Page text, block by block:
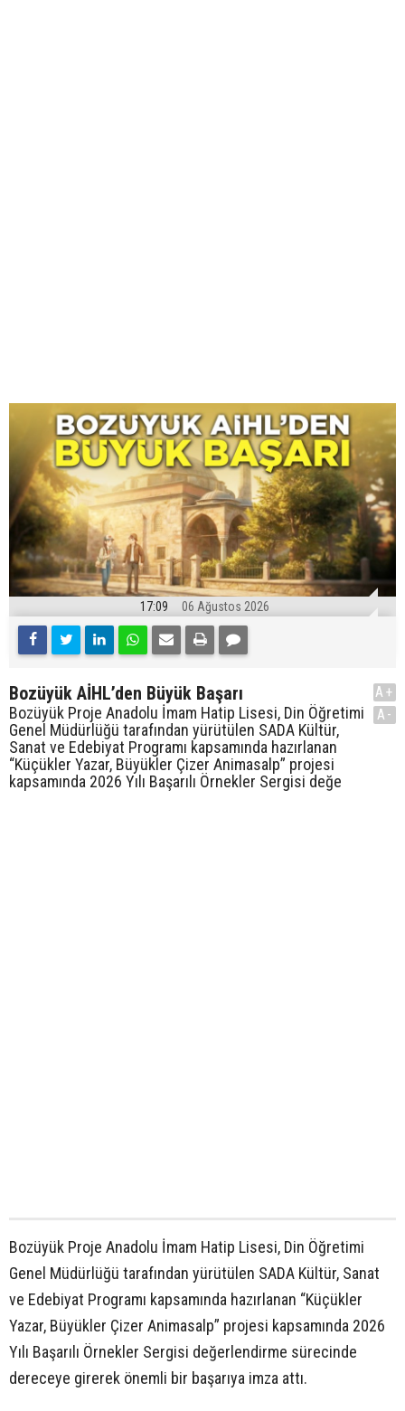
17:09 06 Ağustos 2026
Bozüyük AİHL’den Büyük Başarı
Bozüyük Proje Anadolu İmam Hatip Lisesi, Din Öğretimi
Genel Müdürlüğü tarafından yürütülen SADA Kültür,
Sanat ve Edebiyat Programı kapsamında hazırlanan
“Küçükler Yazar, Büyükler Çizer Animasalp” projesi
kapsamında 2026 Yılı Başarılı Örnekler Sergisi değe
A+
A-
Bozüyük Proje Anadolu İmam Hatip Lisesi, Din Öğretimi
Genel Müdürlüğü tarafından yürütülen SADA Kültür, Sanat
ve Edebiyat Programı kapsamında hazırlanan “Küçükler
Yazar, Büyükler Çizer Animasalp” projesi kapsamında 2026
Yılı Başarılı Örnekler Sergisi değerlendirme sürecinde
dereceye girerek önemli bir başarıya imza attı.